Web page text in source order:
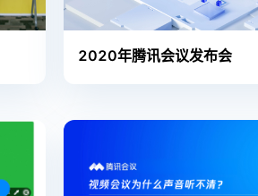
2020年腾讯会议发布会